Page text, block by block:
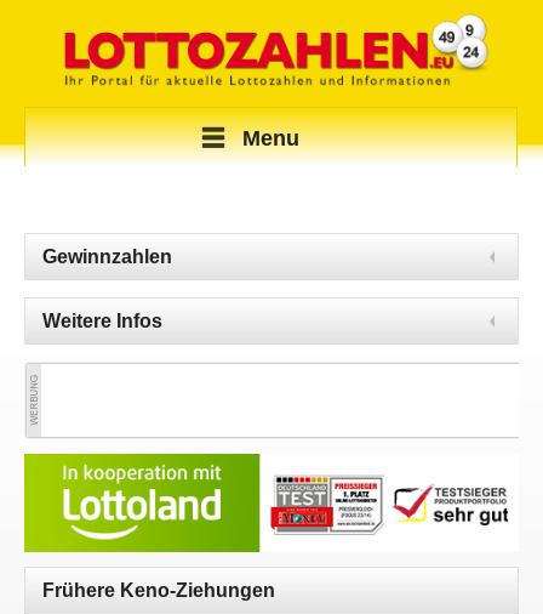
Menu
Gewinnzahlen
Weitere Infos
Frühere Keno-Ziehungen